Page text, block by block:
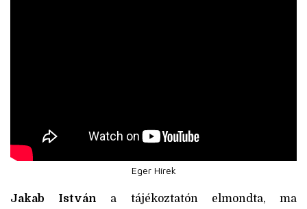
Eger Hírek
Jakab István a tájékoztatón elmondta, ma